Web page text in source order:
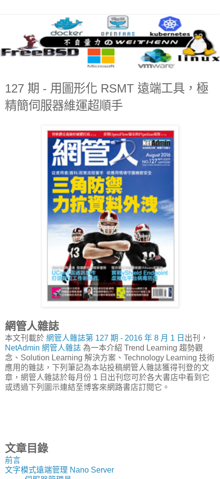
127 期 - 用圖形化 RSMT 遠端工具，極
精簡伺服器維運超順手
網管人雜誌
本文刊載於 網管人雜誌第 127 期 - 2016 年 8 月 1 日 出刊，
NetAdmin 網管人雜誌 為一本介紹 Trend Learning 趨勢觀
念、Solution Learning 解決方案、Technology Learning 技術
應用的雜誌，下列筆記為本站投稿網管人雜誌獲得刊登的文
章，網管人雜誌於每月份 1 日出刊您可於各大書店中看到它
或透過下列圖示連結至博客來網路書店訂閱它。
文章目錄
前言
文字模式遠端管理 Nano Server